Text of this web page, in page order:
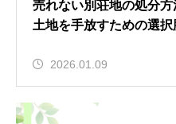
売れない別荘地の処分
土地を手放すための選択
2026.01.09